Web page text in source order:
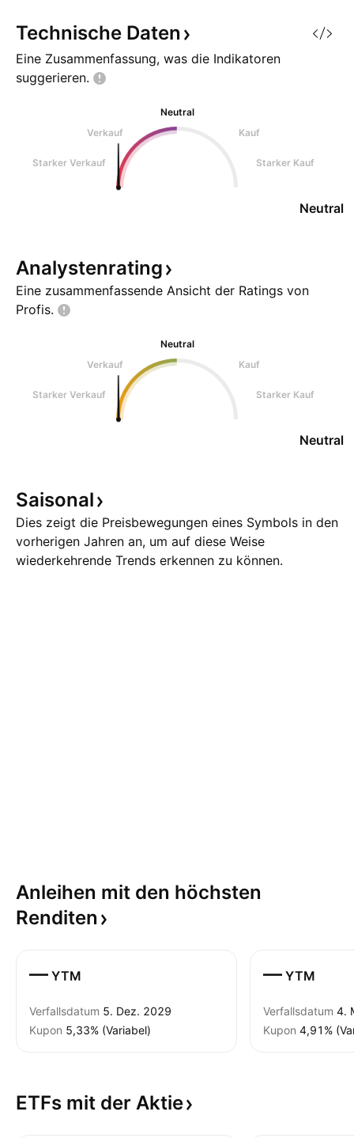
Technische Daten
Eine Zusammenfassung, was die Indikatoren
suggerieren.
Neutral
Verkauf
Kauf
Starker Verkauf Starker Kauf
Neutral
Analystenrating
Eine zusammenfassende Ansicht der Ratings von
Profis.
Neutral
Verkauf
Kauf
Starker Verkauf Starker Kauf
Neutral
Saisonal
Dies zeigt die Preisbewegungen eines Symbols in den
vorherigen Jahren an, um auf diese Weise
wiederkehrende Trends erkennen zu können.
Anleihen mit den höchsten
Renditen
— YTM
Verfallsdatum 5. Dez. 2029
Kupon 5,33% (Variabel)
— YTM
Verfallsdatum 4.
Kupon 4,91%
ETFs mit der Aktie